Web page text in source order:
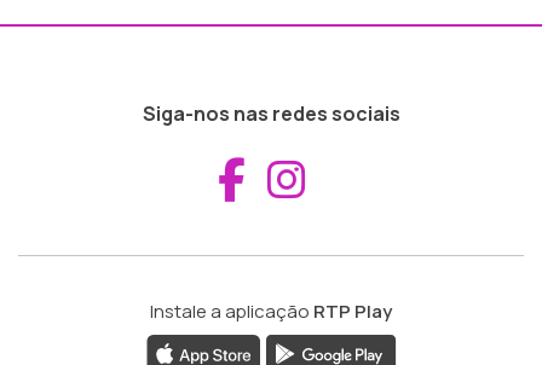
Siga-nos nas redes sociais
Aceder ao
Instale a aplicação RTP Play